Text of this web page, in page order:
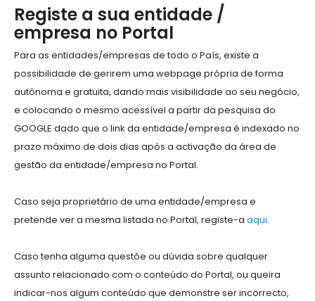
Registe a sua entidade /
empresa no Portal
Para as entidades/empresas de todo o País, existe a
possibilidade de gerirem uma webpage própria de forma
autónoma e gratuita, dando mais visibilidade ao seu negócio,
e colocando o mesmo acessível a partir da pesquisa do
GOOGLE dado que o link da entidade/empresa é indexado no
prazo máximo de dois dias após a activação da área de
gestão da entidade/empresa no Portal.
Caso seja proprietário de uma entidade/empresa e
pretende ver a mesma listada no Portal, registe-a aqui.
Caso tenha alguma questõe ou dúvida sobre qualquer
assunto relacionado com o conteúdo do Portal, ou queira
indicar-nos algum conteúdo que demonstre ser incorrecto,